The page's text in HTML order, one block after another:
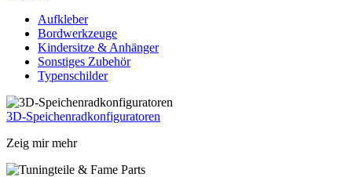
Aufkleber
Bordwerkzeuge
Kindersitze & Anhänger
Sonstiges Zubehör
Typenschilder
3D-Speichenradkonfiguratoren
Zeig mir mehr